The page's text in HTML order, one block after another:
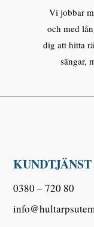
Vi jobbar
och med
dig att hitta
sängar,
KUNDTJÄNST
0380 – 720 80